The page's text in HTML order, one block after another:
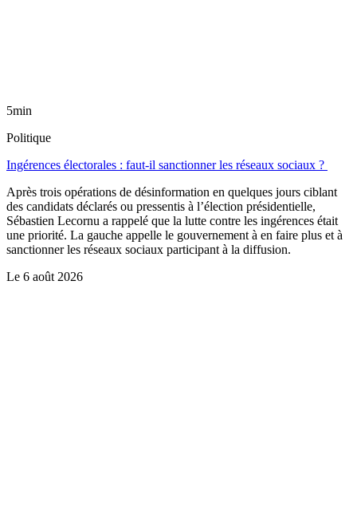
5min
Politique
Ingérences électorales : faut-il sanctionner les réseaux sociaux ?
Après trois opérations de désinformation en quelques jours ciblant
des candidats déclarés ou pressentis à l’élection présidentielle,
Sébastien Lecornu a rappelé que la lutte contre les ingérences était
une priorité. La gauche appelle le gouvernement à en faire plus et à
sanctionner les réseaux sociaux participant à la diffusion.
Le 6 août 2026